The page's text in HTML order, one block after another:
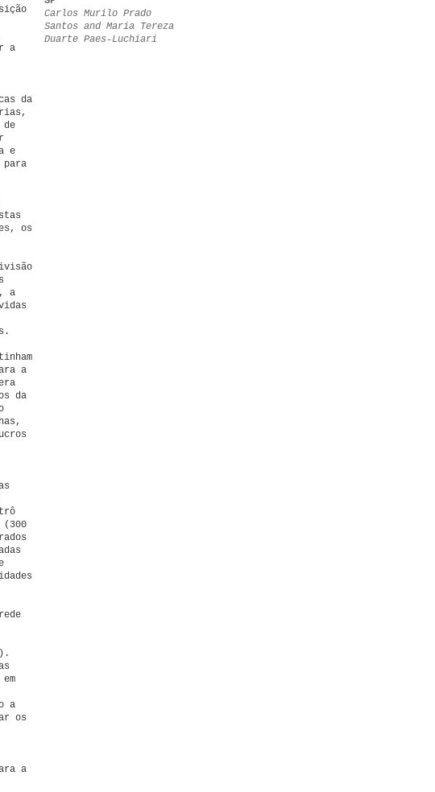
a
da
de
e
os
a
a
da
a
os
a
Carlos Murilo Prado
Santos and Maria Tereza
Duarte Paes-Luchiari